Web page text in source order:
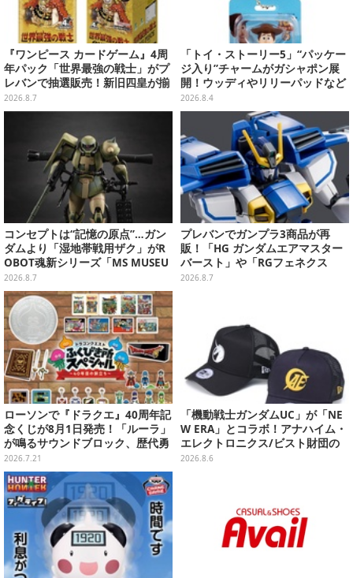
『ワンピース カードゲーム』4周
年パック「世界最強の戦士」がプ
レバンで抽選販売！新旧四皇が揃
い踏み、刃牙作者が描く「カイド
ウ」も
2026.8.7
「トイ・ストーリー5」“パッケー
ジ入り”チャームがガシャポン展
開！ウッディやリリーパッドなど
全5種、裏面はキャラクターごと
に異なるデザイン
2026.8.4
コンセプトは“記憶の原点”…ガン
ダムより「湿地帯戦用ザク」がR
OBOT魂新シリーズ「MS MUSEU
M」で商品化！博物館イメージの
ベースも注目
2026.8.7
プレバンでガンプラ3商品が再
販！「HG ガンダムエアマスター
バースト」や「RGフェネクス
（ナラティブVer.）」も
2026.8.7
ローソンで『ドラクエ』40周年記
念くじが8月1日発売！「ルーラ」
が鳴るサウンドブロック、歴代勇
者＆スライムのフィギュアなど、
シリーズを振り返る景品盛りだく
さん
2026.7.21
「機動戦士ガンダムUC」が「NE
W ERA」とコラボ！アナハイム・
エレクトロニクス/ビスト財団の
キャップが予約開始
2026.8.6